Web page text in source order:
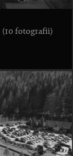
(10 fotografii)